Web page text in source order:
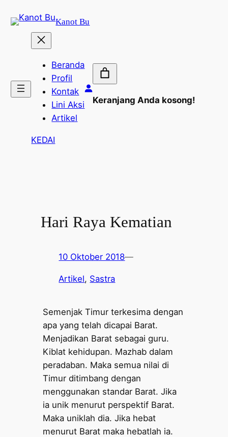
ke
konten
Kanot Bu
Beranda
Profil
Kontak
Lini Aksi
Artikel
KEDAI
Keranjang Anda kosong!
Hari Raya Kematian
10 Oktober 2018—
Artikel, Sastra
Semenjak Timur terkesima dengan
apa yang telah dicapai Barat.
Menjadikan Barat sebagai guru.
Kiblat kehidupan. Mazhab dalam
peradaban. Maka semua nilai di
Timur ditimbang dengan
menggunakan standar Barat. Jika
ia unik menurut perspektif Barat.
Maka uniklah dia. Jika hebat
menurut Barat maka hebatlah ia.